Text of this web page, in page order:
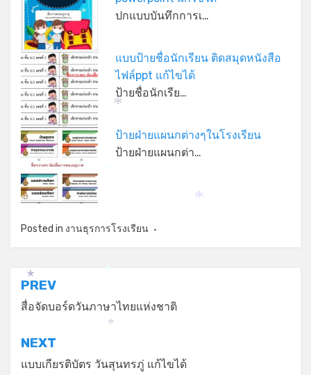
ปกแบบบันทึกการเ…
แบบป้ายชื่อนักเรียน ติดสมุดหนังสือ
ไฟล์ppt แก้ไขได้
ป้ายชื่อนักเรีย…
ป้ายฝ่ายแผนกต่างๆในโรงเรียน
ป้ายฝ่ายแผนกต่า…
Posted in งานธุรการโรงเรียน
แนะแนว
เรื่อง
PREV
สื่อจัดบอร์ดวันภาษาไทยแห่งชาติ
NEXT
แบบเกียรติบัตร วันสุนทรภู่ แก้ไขได้
*
*